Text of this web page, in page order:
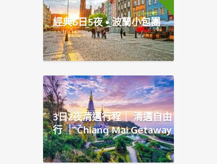
經典6日5夜 • 波蘭小包團
3日2夜清邁行程｜ 清邁自由
行 ｜ Chiang Mai Getaway